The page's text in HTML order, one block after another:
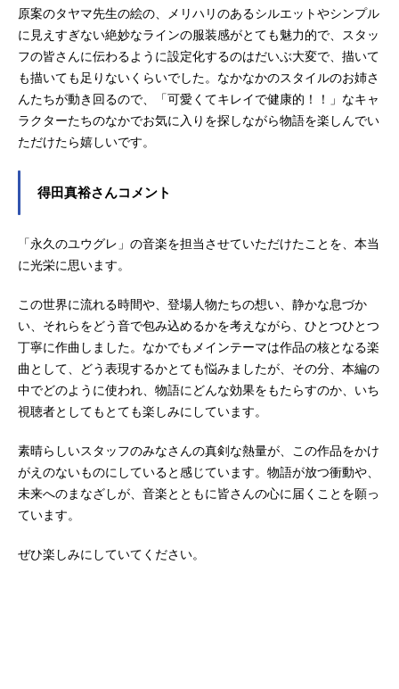
原案のタヤマ先生の絵の、メリハリのあるシルエットやシンプル
に見えすぎない絶妙なラインの服装感がとても魅力的で、スタッ
フの皆さんに伝わるように設定化するのはだいぶ大変で、描いて
も描いても足りないくらいでした。なかなかのスタイルのお姉さ
んたちが動き回るので、「可愛くてキレイで健康的！！」なキャ
ラクターたちのなかでお気に入りを探しながら物語を楽しんでい
ただけたら嬉しいです。
得田真裕さんコメント
「永久のユウグレ」の音楽を担当させていただけたことを、本当
に光栄に思います。
この世界に流れる時間や、登場人物たちの想い、静かな息づか
い、それらをどう音で包み込めるかを考えながら、ひとつひとつ
丁寧に作曲しました。なかでもメインテーマは作品の核となる楽
曲として、どう表現するかとても悩みましたが、その分、本編の
中でどのように使われ、物語にどんな効果をもたらすのか、いち
視聴者としてもとても楽しみにしています。
素晴らしいスタッフのみなさんの真剣な熱量が、この作品をかけ
がえのないものにしていると感じています。物語が放つ衝動や、
未来へのまなざしが、音楽とともに皆さんの心に届くことを願っ
ています。
ぜひ楽しみにしていてください。